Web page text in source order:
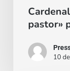
pastor»
10